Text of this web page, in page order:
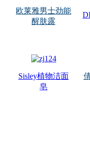
欧莱雅男士劲能
醒肤露
Sisley植物洁面
皂